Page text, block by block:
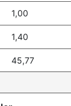
1,00
1,40
45,77